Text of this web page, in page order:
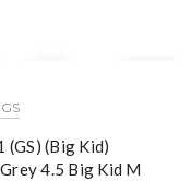
(GS) (Big Kid)
4.5 Big Kid M